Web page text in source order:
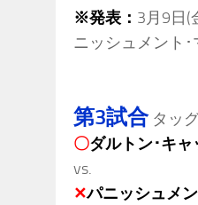
※発表： 3月9日(
ニッシュメント･
第3試合タッ
〇ダルトン･キ
vs.
✕パニッシュメ